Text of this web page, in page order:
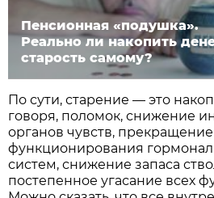
Пенсионная «подушка».
Реально ли накопить
старость самому?
По сути, старение — это
говоря, поломок, снижение
органов чувств,
функционирования
систем, снижение запаса
постепенное угасание всех